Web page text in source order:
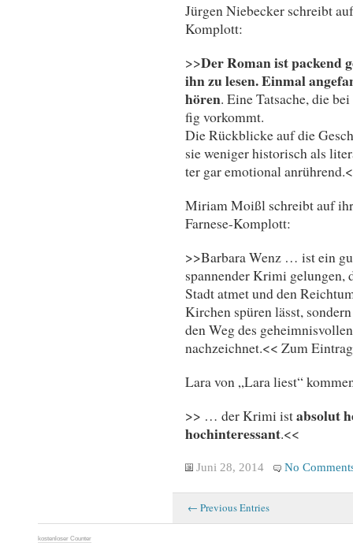
Jürgen Niebecker schreibt
Komplott:
>>Der Ro­man ist pa­ckend
ihn zu le­sen. Ein­mal
hören. Ei­ne Tat­sa­che, die
fig vor­kommt.
Die Rück­bli­cke auf die
sie we­ni­ger his­to­risch als
ter gar emo­tio­nal
Miriam Moißl schreibt auf
Farnese-Komplott:
>>Barbara Wenz … ist ein
spannender Krimi gelungen,
Stadt atmet und den
Kirchen spüren lässt,
den Weg des
nachzeichnet.<< Zum
Lara von „Lara liest“
>> … der Krimi istabsolut
hochinteressant.<<
Juni 28, 2014 No
← Previous Entries
kostenloser Counter